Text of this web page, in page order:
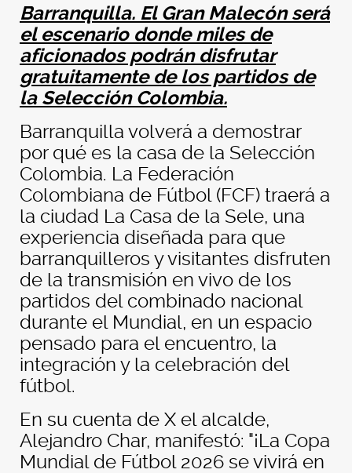
Barranquilla. El Gran Malecón será
el escenario donde miles de
aficionados podrán disfrutar
gratuitamente de los partidos de
la Selección Colombia.
Barranquilla volverá a demostrar
por qué es la casa de la Selección
Colombia. La Federación
Colombiana de Fútbol (FCF) traerá a
la ciudad La Casa de la Sele, una
experiencia diseñada para que
barranquilleros y visitantes disfruten
de la transmisión en vivo de los
partidos del combinado nacional
durante el Mundial, en un espacio
pensado para el encuentro, la
integración y la celebración del
fútbol.
En su cuenta de X el alcalde,
Alejandro Char, manifestó: "¡La Copa
Mundial de Fútbol 2026 se vivirá en